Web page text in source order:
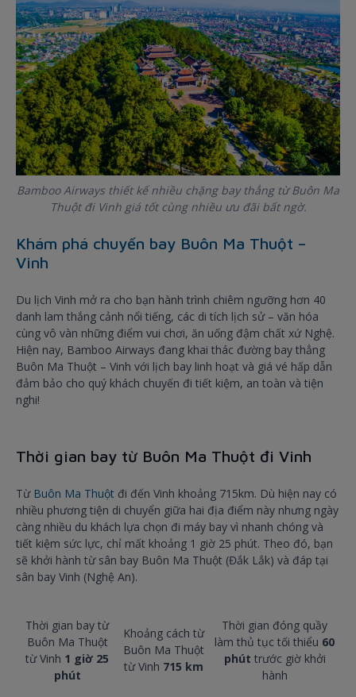
Bamboo Airways thiết kế nhiều chặng bay thẳng từ Buôn Ma
Thuột đi Vinh giá tốt cùng nhiều ưu đãi bất ngờ.
Khám phá chuyến bay Buôn Ma Thuột –
Vinh
Du lịch Vinh mở ra cho bạn hành trình chiêm ngưỡng hơn 40
danh lam thắng cảnh nổi tiếng, các di tích lịch sử – văn hóa
cùng vô vàn những điểm vui chơi, ăn uống đậm chất xứ Nghệ.
Hiện nay, Bamboo Airways đang khai thác đường bay thẳng
Buôn Ma Thuột – Vinh với lịch bay linh hoạt và giá vé hấp dẫn
đảm bảo cho quý khách chuyến đi tiết kiệm, an toàn và tiện
nghi!
Thời gian bay từ Buôn Ma Thuột đi Vinh
Từ Buôn Ma Thuột đi đến Vinh khoảng 715km. Dù hiện nay có
nhiều phương tiện di chuyển giữa hai địa điểm này nhưng ngày
càng nhiều du khách lựa chọn đi máy bay vì nhanh chóng và
tiết kiệm sức lực, chỉ mất khoảng 1 giờ 25 phút. Theo đó, bạn
sẽ khởi hành từ sân bay Buôn Ma Thuột (Đắk Lắk) và đáp tại
sân bay Vinh (Nghệ An).
Thời gian bay từ
Buôn Ma Thuột
từ Vinh 1 giờ 25
phút
Khoảng cách từ
Buôn Ma Thuột
từ Vinh 715 km
Thời gian đóng quầy
làm thủ tục tối thiểu 60
phút trước giờ khởi
hành